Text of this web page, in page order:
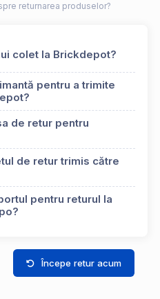
returnarea produselor?
colet la Brickdepot?
pentru a trimite
de retur pentru
de retur trimis către
pentru returul la
Începe retur acum